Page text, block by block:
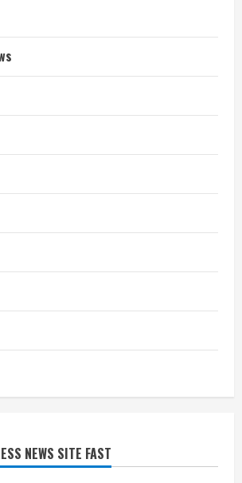
NEWS SITE FAST
July 24, 2026
निर्धारित मानक व नियम का बारीकी से किया